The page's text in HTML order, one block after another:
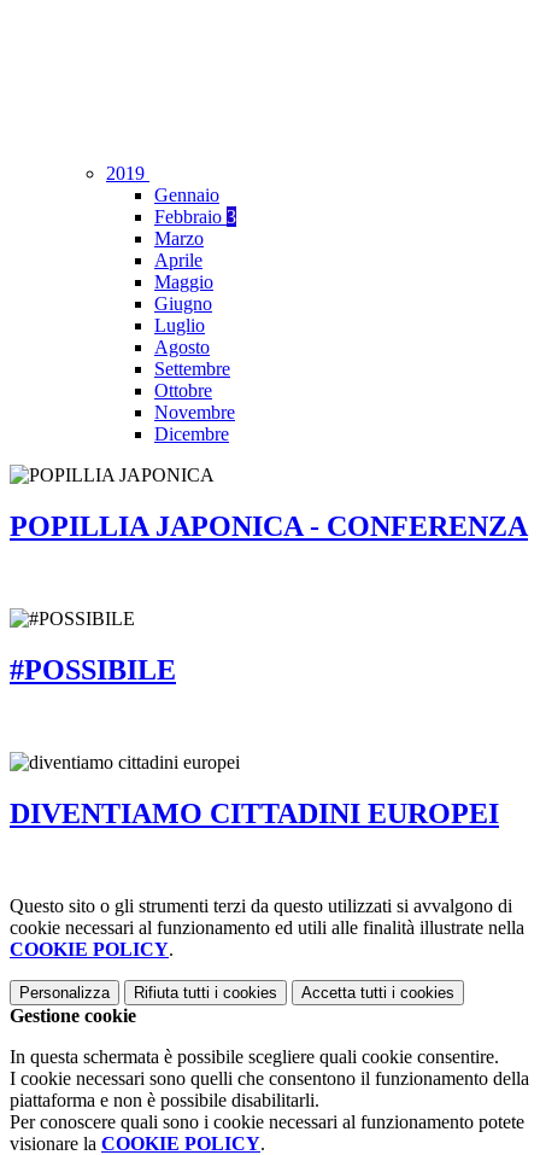
2019
Gennaio
Febbraio 3
Marzo
Aprile
Maggio
Giugno
Luglio
Agosto
Settembre
Ottobre
Novembre
Dicembre
POPILLIA JAPONICA - CONFERENZA
#POSSIBILE
DIVENTIAMO CITTADINI EUROPEI
Questo sito o gli strumenti terzi da questo utilizzati si avvalgono di
cookie necessari al funzionamento ed utili alle finalità illustrate nella
COOKIE POLICY.
Personalizza Rifiuta tutti i cookies Accetta tutti i cookies
Gestione cookie
In questa schermata è possibile scegliere quali cookie consentire.
I cookie necessari sono quelli che consentono il funzionamento della
piattaforma e non è possibile disabilitarli.
Per conoscere quali sono i cookie necessari al funzionamento potete
visionare la COOKIE POLICY.